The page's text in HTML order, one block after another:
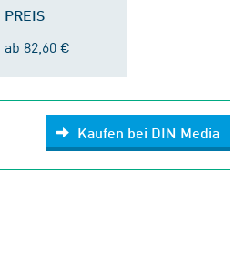
PREIS
ab 82,60 €
Kaufen bei DIN Media